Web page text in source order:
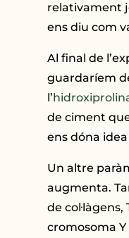
relativament
ens diu com
Al final de
guardaríem
l’
de ciment
ens dóna
Un altre
augmenta.
de
cromosoma Y